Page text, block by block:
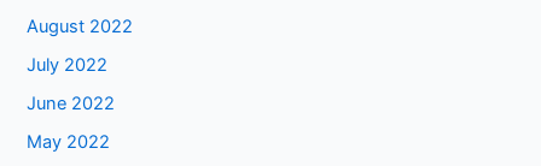
August 2022
July 2022
June 2022
May 2022